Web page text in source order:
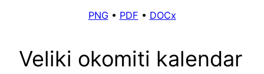
PNG • PDF • DOCx
Veliki okomiti kalendar